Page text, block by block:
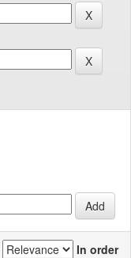
In order